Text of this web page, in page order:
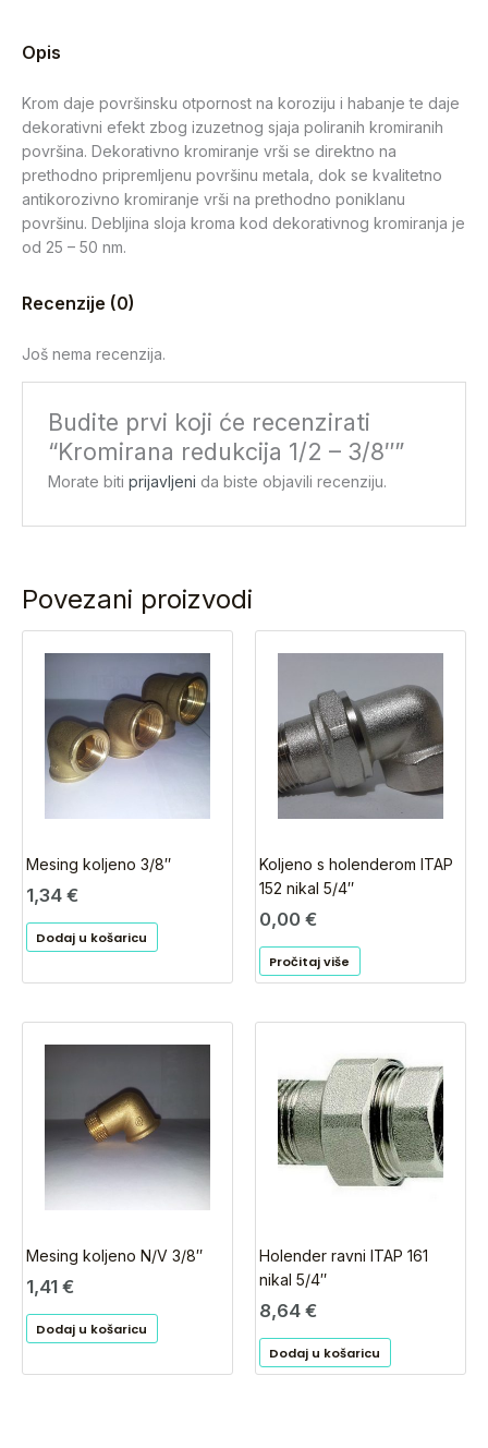
Opis
Krom daje površinsku otpornost na koroziju i habanje te daje
dekorativni efekt zbog izuzetnog sjaja poliranih kromiranih
površina. Dekorativno kromiranje vrši se direktno na
prethodno pripremljenu površinu metala, dok se kvalitetno
antikorozivno kromiranje vrši na prethodno poniklanu
površinu. Debljina sloja kroma kod dekorativnog kromiranja je
od 25 – 50 nm.
Recenzije (0)
Još nema recenzija.
Budite prvi koji će recenzirati
“Kromirana redukcija 1/2 – 3/8″”
Morate bitiprijavljeni da biste objavili recenziju.
Povezani proizvodi
Mesing koljeno 3/8″
1,34 €
Dodaj u košaricu
Koljeno s holenderom ITAP
152 nikal 5/4″
0,00 €
Pročitaj više
Mesing koljeno N/V 3/8″
1,41 €
Dodaj u košaricu
Holender ravni ITAP 161
nikal 5/4″
8,64 €
Dodaj u košaricu